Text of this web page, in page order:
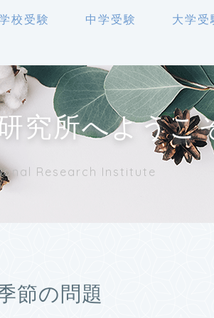
校受験 中学受験
大学受
究所へようこ
Research Institute
節の問題